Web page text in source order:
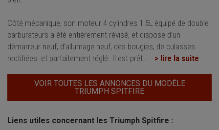
Côté mécanique, son moteur 4 cylindres 1.5L équipé de double
carburateurs a été entièrement révisé, et dispose d’un
démarreur neuf, d’allumage neuf, des bougies, de culasses
rectifiées..et parfaitement réglé. Il est prêt… > lire la suite
VOIR TOUTES LES ANNONCES DU MODÈLE
TRIUMPH SPITFIRE
Liens utiles concernant les Triumph Spitfire :